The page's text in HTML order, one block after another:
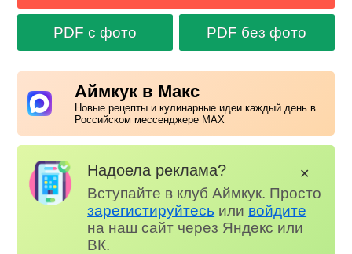
PDF с фото PDF без фото
Аймкук в Макс
Новые рецепты и кулинарные идеи каждый день в
Российском мессенджере MAX
Надоела реклама?
Вступайте в клуб Аймкук. Просто
зарегистируйтесь или войдите
на наш сайт через Яндекс или
ВК.
✕